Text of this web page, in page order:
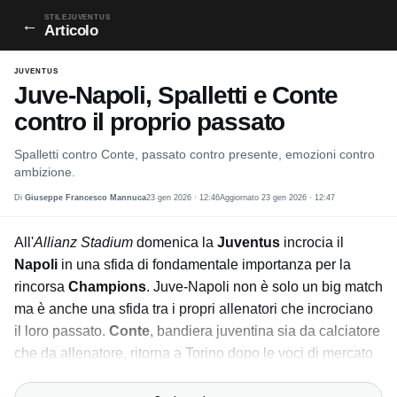
← STILEJUVENTUS
Articolo
JUVENTUS
Juve-Napoli, Spalletti e Conte
contro il proprio passato
Spalletti contro Conte, passato contro presente, emozioni contro
ambizione.
Di Giuseppe Francesco Mannuca23 gen 2026 · 12:46Aggiornato 23 gen 2026 · 12:47
All'Allianz Stadium domenica la Juventus incrocia il
Napoli in una sfida di fondamentale importanza per la
rincorsa Champions. Juve-Napoli non è solo un big match
ma è anche una sfida tra i propri allenatori che incrociano
il loro passato. Conte, bandiera juventina sia da calciatore
che da allenatore, ritorna a Torino dopo le voci di mercato